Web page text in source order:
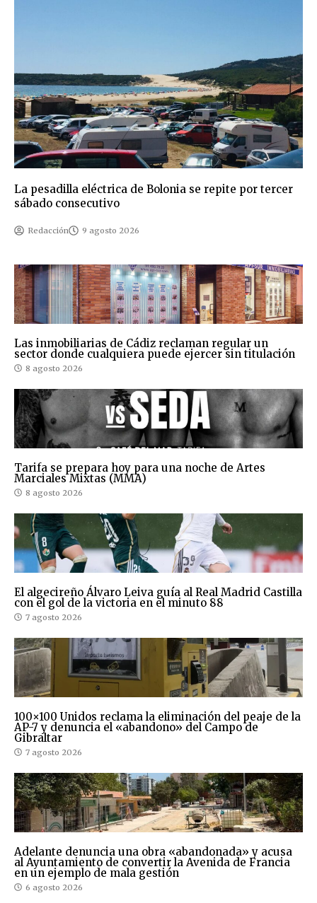
La pesadilla eléctrica de Bolonia se repite por tercer
sábado consecutivo
Redacción 9 agosto 2026
Las inmobiliarias de Cádiz reclaman regular un
sector donde cualquiera puede ejercer sin titulación
8 agosto 2026
Tarifa se prepara hoy para una noche de Artes
Marciales Mixtas (MMA)
8 agosto 2026
El algecireño Álvaro Leiva guía al Real Madrid Castilla
con el gol de la victoria en el minuto 88
7 agosto 2026
100×100 Unidos reclama la eliminación del peaje de la
AP-7 y denuncia el «abandono» del Campo de
Gibraltar
7 agosto 2026
Adelante denuncia una obra «abandonada» y acusa
al Ayuntamiento de convertir la Avenida de Francia
en un ejemplo de mala gestión
6 agosto 2026